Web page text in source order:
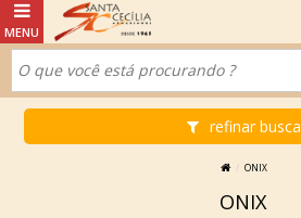
refinar busca
ONIX
ONIX